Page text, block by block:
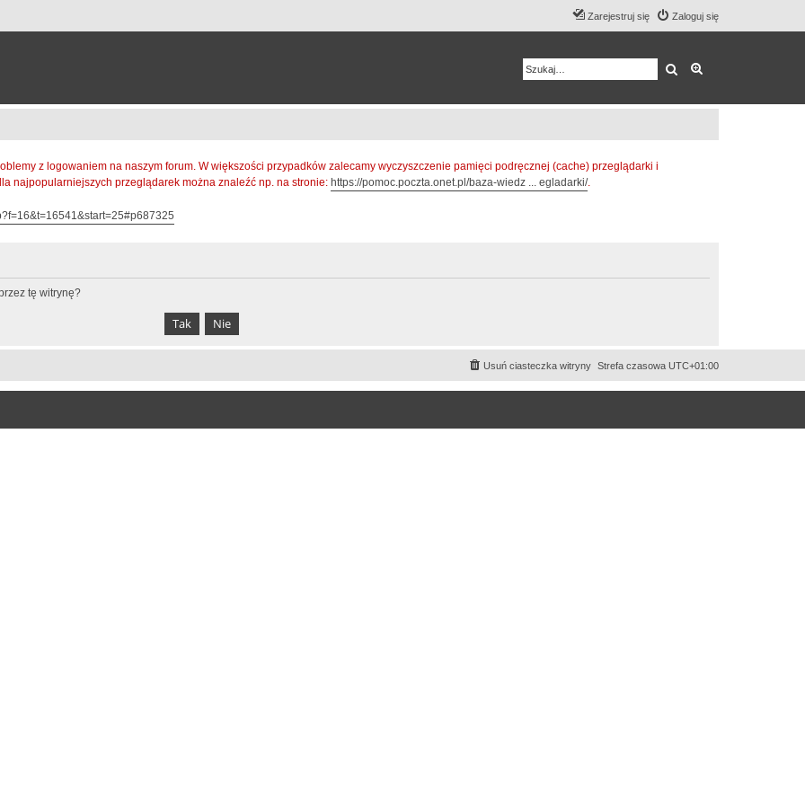
Zaloguj się
Zarejestruj się
Szukaj
z logowaniem na naszym forum. W większości przypadków zalecamy wyczyszczenie pamięci podręcznej (cache) przeglądarki i
najpopularniejszych przeglądarek można znaleźć np. na stronie: https://pomoc.poczta.onet.pl/baza-wiedz ... egladarki/.
tę witrynę?
Strefa czasowa UTC+01:00
Usuń ciasteczka witryny